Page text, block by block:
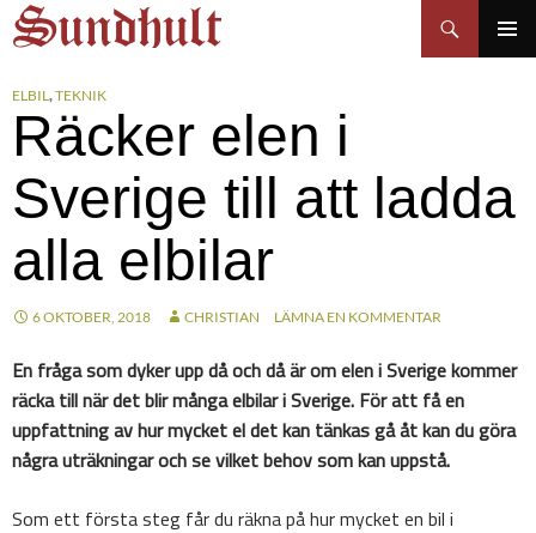
Hoppa
till
Sundhults blogg
Sök
ELBIL,TEKNIK
Räcker elen i
Sverige till att ladda
alla elbilar
6 OKTOBER, 2018 CHRISTIAN LÄMNA EN KOMMENTAR
En fråga som dyker upp då och då är om elen i Sverige kommer
räcka till när det blir många elbilar i Sverige. För att få en
uppfattning av hur mycket el det kan tänkas gå åt kan du göra
några uträkningar och se vilket behov som kan uppstå.
Som ett första steg får du räkna på hur mycket en bil i